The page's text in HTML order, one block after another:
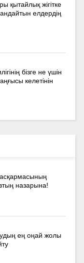
қытайлық жігітке
елдердің
бізге не үшін
келетінін
назарына!
ең оңай жолы